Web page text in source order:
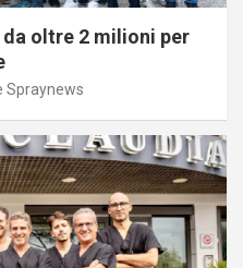
da oltre 2 milioni per
Spraynews